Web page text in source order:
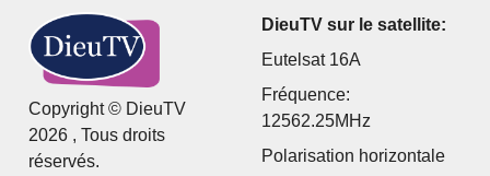
Copyright © DieuTV
2026 , Tous droits
réservés.
DieuTV sur le satellite:
Eutelsat 16A
Fréquence:
12562.25MHz
Polarisation horizontale